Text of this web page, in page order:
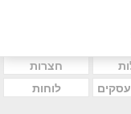
חצרות
לוחות